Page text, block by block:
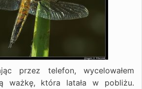
przez telefon, wycelowałem
ważkę, która latała w pobliżu.